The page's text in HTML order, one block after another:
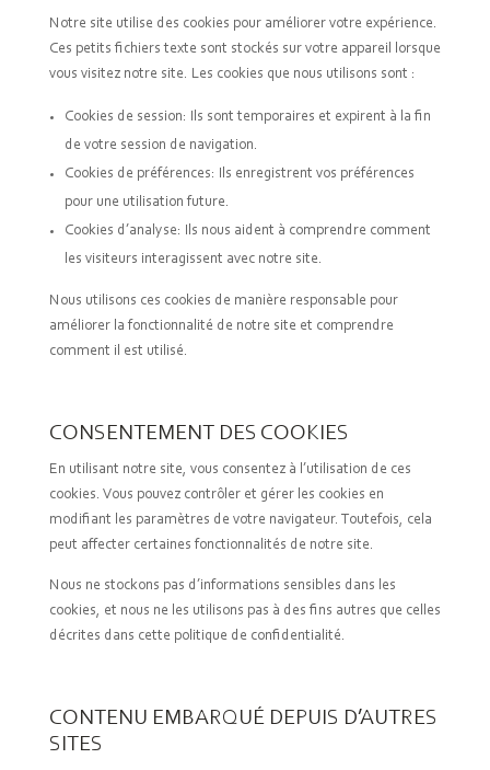
Notre site utilise des cookies pour améliorer votre expérience.
Ces petits fichiers texte sont stockés sur votre appareil lorsque
vous visitez notre site. Les cookies que nous utilisons sont :
Cookies de session: Ils sont temporaires et expirent à la fin
de votre session de navigation.
Cookies de préférences: Ils enregistrent vos préférences
pour une utilisation future.
Cookies d’analyse: Ils nous aident à comprendre comment
les visiteurs interagissent avec notre site.
Nous utilisons ces cookies de manière responsable pour
améliorer la fonctionnalité de notre site et comprendre
comment il est utilisé.
CONSENTEMENT DES COOKIES
En utilisant notre site, vous consentez à l’utilisation de ces
cookies. Vous pouvez contrôler et gérer les cookies en
modifiant les paramètres de votre navigateur. Toutefois, cela
peut affecter certaines fonctionnalités de notre site.
Nous ne stockons pas d’informations sensibles dans les
cookies, et nous ne les utilisons pas à des fins autres que celles
décrites dans cette politique de confidentialité.
CONTENU EMBARQUÉ DEPUIS D’AUTRES
SITES